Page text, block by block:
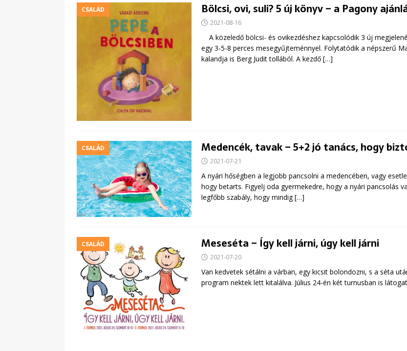
CSALÁD Bölcsi, ovi, suli? 5 új könyv – a Pagony
2021-08-16
A közeledő bölcsi- és ovikezdéshez kapcsolódik 3 új
egy 3-5-8 perces mesegyűjteménnyel. Folytatódik a népszerű
kalandja is Berg Judit tollából. A kezdő […]
CSALÁD Medencék, tavak – 5+2 jó tanács, hogy
2021-07-21
A nyári hőségben a legjobb pancsolni a medencében, vagy
hogy betarts. Figyelj oda gyermekedre, hogy a nyári pancsolás
legfőbb szabály, hogy mindig[…]
CSALÁD Meseséta – Így kell járni, úgy kell járni
2021-07-20
Van kedvetek sétálni a várban, egy kicsit bolondozni, s a séta
program nektek lett kitalálva. Július 24-én két turnusban is